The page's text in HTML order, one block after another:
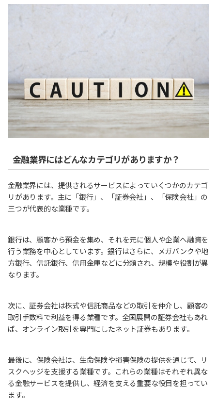
金融業界にはどんなカテゴリがありますか？
金融業界には、提供されるサービスによっていくつかのカテゴ
リがあります。主に「銀行」、「証券会社」、「保険会社」の
三つが代表的な業種です。
銀行は、顧客から預金を集め、それを元に個人や企業へ融資を
行う業務を中心としています。銀行はさらに、メガバンクや地
方銀行、信託銀行、信用金庫などに分類され、規模や役割が異
なります。
次に、証券会社は株式や信託商品などの取引を仲介し、顧客の
取引手数料で利益を得る業種です。全国展開の証券会社もあれ
ば、オンライン取引を専門にしたネット証券もあります。
最後に、保険会社は、生命保険や損害保険の提供を通じて、リ
スクヘッジを支援する業種です。これらの業種はそれぞれ異な
る金融サービスを提供し、経済を支える重要な役目を担ってい
ます。